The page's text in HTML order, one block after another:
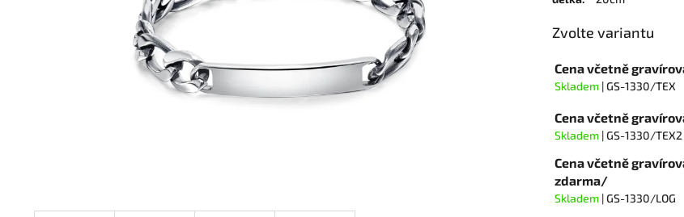
Zvolte variantu
Cena včetně
Skladem | GS-1330/TEX
Cena včetně
Skladem | GS-1330/TEX2
Cena včetně
zdarma/
Skladem | GS-1330/LOG